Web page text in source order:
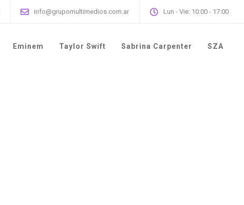
info@grupomultimedios.com.ar Lun - Vie: 10:00 - 17:00
Eminem Taylor Swift Sabrina Carpenter SZA